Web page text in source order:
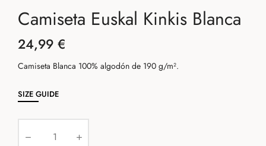
Camiseta Euskal Kinkis Blanca
24,99 €
Camiseta Blanca 100% algodón de 190 g/m².
SIZE GUIDE